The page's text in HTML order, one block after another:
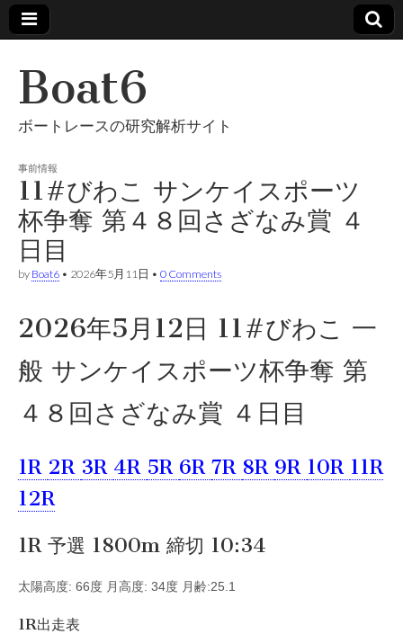
Boat6
ボートレースの研究解析サイト
事前情報
11#びわこ サンケイスポーツ
杯争奪 第４８回さざなみ賞 ４
日目
by Boat6 • 2026年5月11日 • 0 Comments
2026年5月12日 11#びわこ 一
般 サンケイスポーツ杯争奪 第
４８回さざなみ賞 ４日目
1R 2R 3R 4R 5R 6R 7R 8R 9R 10R 11R
12R
1R 予選 1800m 締切 10:34
太陽高度: 66度 月高度: 34度 月齢:25.1
1R出走表